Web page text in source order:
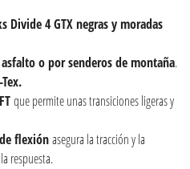
Divide 4 GTX negras y moradas
o por senderos de montaña.
que permite unas transiciones ligeras y
flexiónasegura la tracción y la
respuesta.